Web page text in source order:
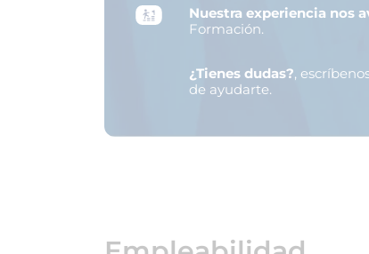
Nuestra experiencia nos
Formación.
¿Tienes dudas?,
de ayudarte.